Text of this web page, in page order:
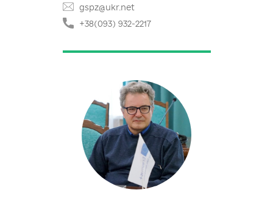
Денісенко Сергій
denisenko.mama86@gmail.co
m
+38(068) 222-5049